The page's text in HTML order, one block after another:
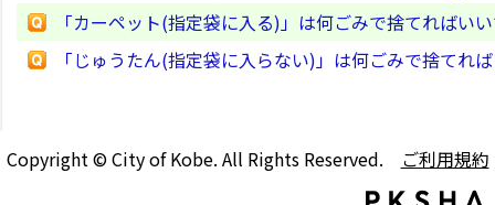
「カーペット(指定袋に入る)」は何ごみで捨てればい
「じゅうたん(指定袋に入らない)」は何ごみで捨てれ
Copyright © City of Kobe. All Rights Reserved. ご利用規約